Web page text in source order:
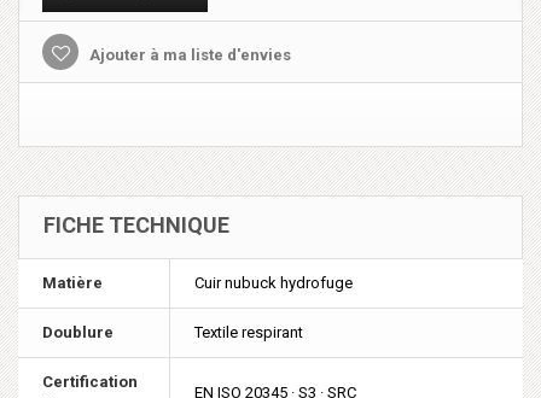
Ajouter à ma liste d'envies
FICHE TECHNIQUE
Matière Cuir nubuck hydrofuge
Doublure Textile respirant
Certification
EN ISO 20345 · S3 · SRC